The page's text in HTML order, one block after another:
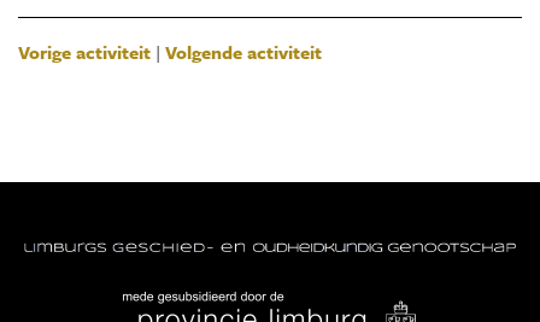
Vorige activiteit | Volgende activiteit